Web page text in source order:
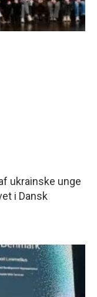
ukrainske unge
i Dansk